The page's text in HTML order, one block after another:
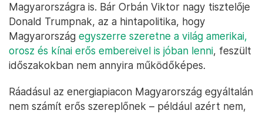
Magyarországra is. Bár Orbán Viktor nagy tisztelője
Donald Trumpnak, az a hintapolitika, hogy
Magyarország egyszerre szeretne a világ amerikai,
orosz és kínai erős embereivel is jóban lenni, feszült
időszakokban nem annyira működőképes.
Ráadásul az energiapiacon Magyarország egyáltalán
nem számít erős szereplőnek – például azért nem,